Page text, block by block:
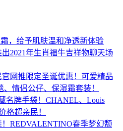
，给予肌肤温和净透新体验
2021年生肖福牛吉祥物聊天场
网推限定圣诞优惠！可爱精品
情侣公仔、保湿霜套装！
名牌手袋！CHANEL、Louis
格超亲民！
REDVALENTINO春季梦幻颓